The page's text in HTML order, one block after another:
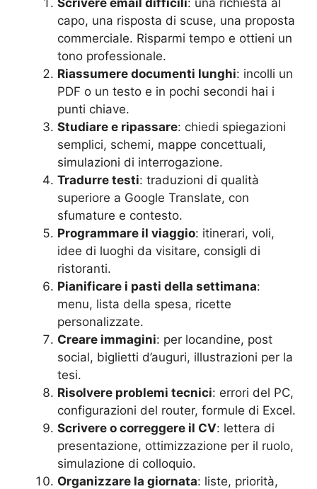
capo, una risposta di scuse, una proposta
commerciale. Risparmi tempo e ottieni un
tono professionale.
Riassumere documenti lunghi: incolli un
PDF o un testo e in pochi secondi hai i
punti chiave.
Studiare e ripassare: chiedi spiegazioni
semplici, schemi, mappe concettuali,
simulazioni di interrogazione.
Tradurre testi: traduzioni di qualità
superiore a Google Translate, con
sfumature e contesto.
Programmare il viaggio: itinerari, voli,
idee di luoghi da visitare, consigli di
ristoranti.
Pianificare i pasti della settimana:
menu, lista della spesa, ricette
personalizzate.
Creare immagini: per locandine, post
social, biglietti d’auguri, illustrazioni per la
tesi.
Risolvere problemi tecnici: errori del PC,
configurazioni del router, formule di Excel.
Scrivere o correggere il CV: lettera di
presentazione, ottimizzazione per il ruolo,
simulazione di colloquio.
Organizzare la giornata: liste, priorità,